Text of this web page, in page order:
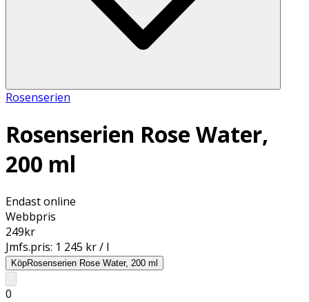
Rosenserien
Rosenserien Rose Water,
200 ml
Endast online
Webbpris
249kr
Jmfs.pris: 1 245 kr / l
KöpRosenserien Rose Water, 200 ml
0